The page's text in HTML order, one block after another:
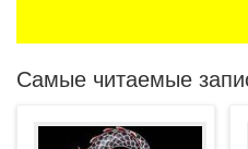
Самые читаемые